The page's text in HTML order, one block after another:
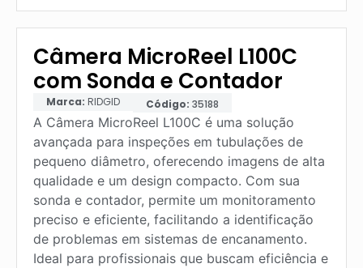
Câmera MicroReel L100C
com Sonda e Contador
Marca: RIDGID Código: 35188
A Câmera MicroReel L100C é uma solução
avançada para inspeções em tubulações de
pequeno diâmetro, oferecendo imagens de alta
qualidade e um design compacto. Com sua
sonda e contador, permite um monitoramento
preciso e eficiente, facilitando a identificação
de problemas em sistemas de encanamento.
Ideal para profissionais que buscam eficiência e